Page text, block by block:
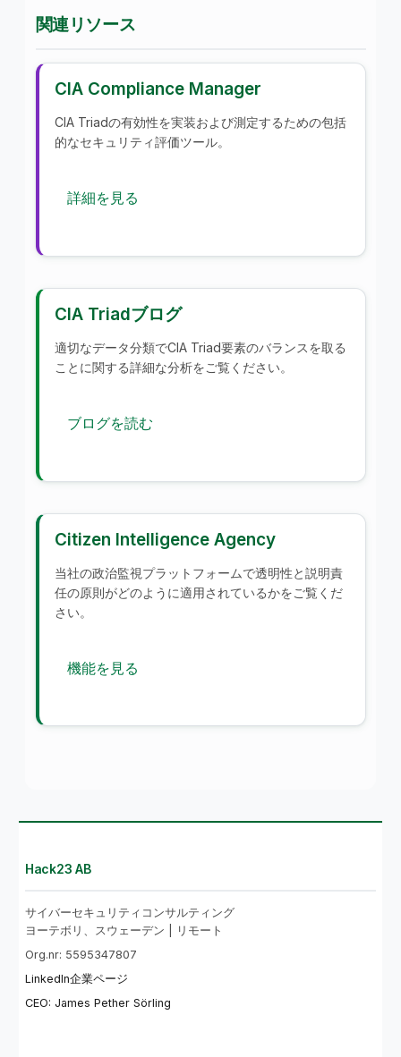
関連リソース
CIA Compliance Manager
CIA Triadの有効性を実装および測定するための包括
的なセキュリティ評価ツール。
詳細を見る
CIA Triadブログ
適切なデータ分類でCIA Triad要素のバランスを取る
ことに関する詳細な分析をご覧ください。
ブログを読む
Citizen Intelligence Agency
当社の政治監視プラットフォームで透明性と説明責
任の原則がどのように適用されているかをご覧くだ
さい。
機能を見る
Hack23 AB
サイバーセキュリティコンサルティング
ヨーテボリ、スウェーデン | リモート
Org.nr: 5595347807
LinkedIn企業ページ
CEO: James Pether Sörling